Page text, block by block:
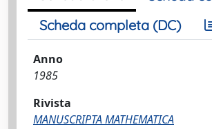
Scheda completa (DC)
Anno
1985
Rivista
MANUSCRIPTA MATHEMATICA